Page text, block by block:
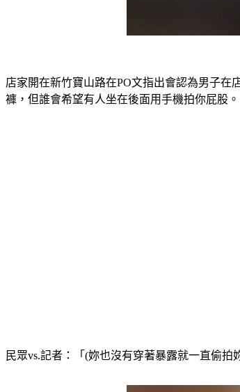
店家開在新竹寶山路在PO文指出會認為男子
褲，但誰會希望有人坐在後面用手機拍你屁股。
民眾vs.記者：「(妳也沒有穿著暴露就一直偷拍